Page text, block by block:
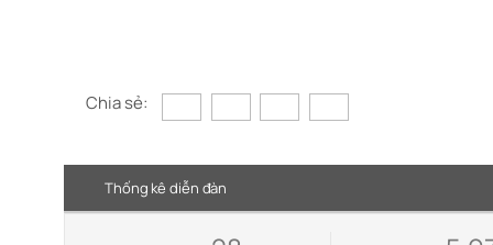
Chia sẻ:
Thống kê diễn đàn